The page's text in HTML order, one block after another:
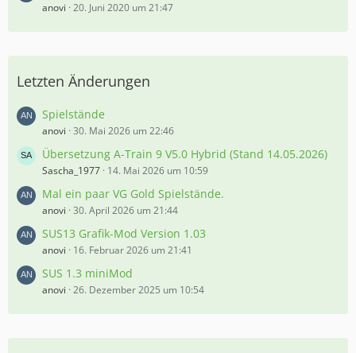
anovi 20. Juni 2020 um 21:47
Letzten Änderungen
Spielstände
anovi 30. Mai 2026 um 22:46
Übersetzung A-Train 9 V5.0 Hybrid (Stand 14.05.2026)
Sascha_1977 14. Mai 2026 um 10:59
Mal ein paar VG Gold Spielstände.
anovi 30. April 2026 um 21:44
SUS13 Grafik-Mod Version 1.03
anovi 16. Februar 2026 um 21:41
SUS 1.3 miniMod
anovi 26. Dezember 2025 um 10:54